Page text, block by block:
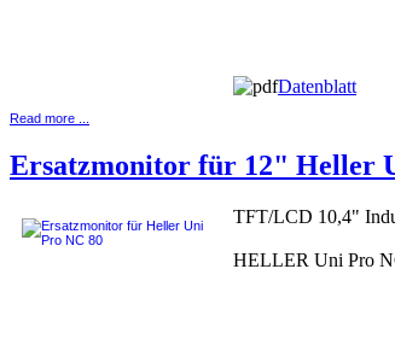
Datenblatt
Read more ...
Ersatzmonitor für 12" Heller
TFT/LCD 10,4"
HELLER Uni Pro